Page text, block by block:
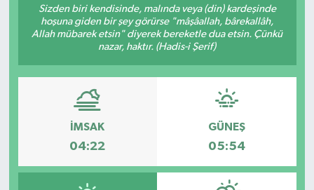
Sizden biri kendisinde, malında veya (din) kardeşinde
hoşuna giden bir şey görürse "mâşâallah, bârekallâh,
Allah mübarek etsin" diyerek bereketle dua etsin. Çünkü
nazar, haktır. (Hadis-i Şerif)
İMSAK
04:22
GÜNEŞ
05:54